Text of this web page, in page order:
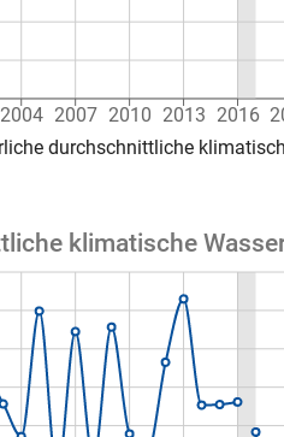
2004 2007 2010 2013 2016
durchschnittliche
klimatische